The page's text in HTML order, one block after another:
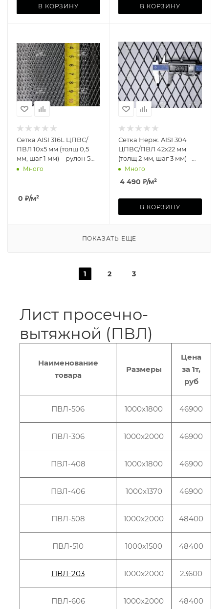
В КОРЗИНУ В КОРЗИНУ
Сетка AISI 316L ЦПВС/
ПВЛ 10х5 мм (толщ 0,5
мм, шаг 1 мм) – рулон 5
кв.мМного
0 ₽/м²
Сетка Нерж. AISI 304
ЦПВС/ПВЛ 42х22 мм
(толщ 2 мм, шаг 3 мм) –
лист 2 кв.м
Много
4 490 ₽/м²
В КОРЗИНУ
ПОКАЗАТЬ ЕЩЕ
1 2 3
Лист просечно-
вытяжной (ПВЛ)
Наименование
товара
Размеры
Цена
за 1т,
руб
ПВЛ-506 1000x1800 46900
ПВЛ-306 1000x2000 46900
ПВЛ-408 1000x1800 46900
ПВЛ-406 1000x1370 46900
ПВЛ-508 1000x2000 48400
ПВЛ-510 1000x1500 48400
ПВЛ-203 1000x2000 23600
ПВЛ-606 1000x2000 48400